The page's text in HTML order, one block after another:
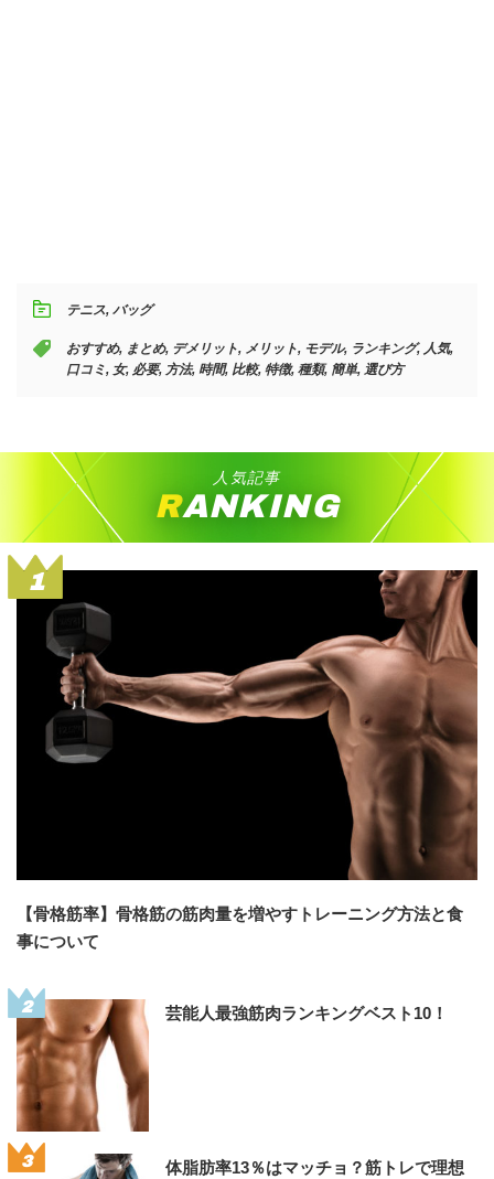
テニス, バッグ
おすすめ, まとめ, デメリット, メリット, モデル, ランキング, 人気,
口コミ, 女, 必要, 方法, 時間, 比較, 特徴, 種類, 簡単, 選び方
人気記事
RANKING
1
【骨格筋率】骨格筋の筋肉量を増やすトレーニング方法と食
事について
2 芸能人最強筋肉ランキングベスト10！
3
体脂肪率13％はマッチョ？筋トレで理想